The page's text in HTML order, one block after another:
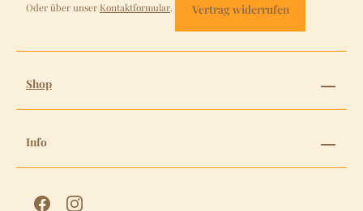
Oder über unser Kontaktformular. Vertrag widerrufen
Shop
Info